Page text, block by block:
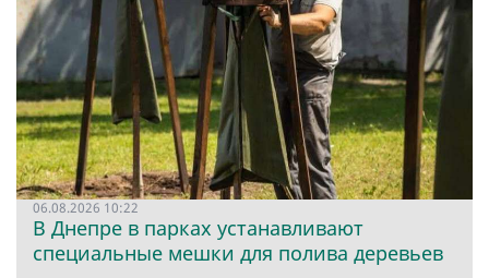
06.08.2026 10:22
В Днепре в парках устанавливают
специальные мешки для полива деревьев